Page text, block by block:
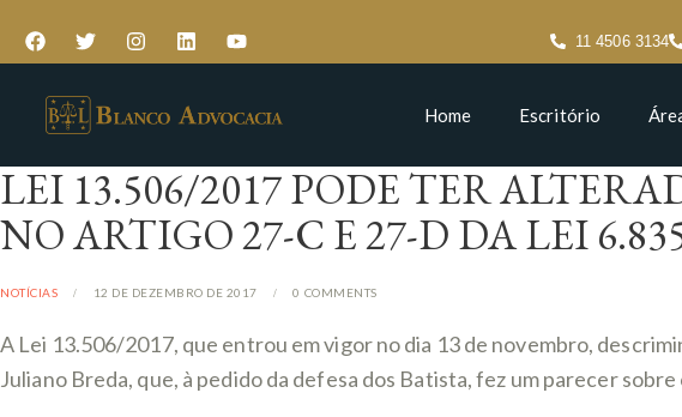
11 4506 3134
Home Escritório
LEI 13.506/2017 PODE TER
NO ARTIGO 27-C E 27-D DA LEI
NOTÍCIAS 12 DE DEZEMBRO DE 2017 0 COMMENTS
A Lei 13.506/2017, que entrou em vigor no dia 13 de novembro,
Juliano Breda, que, à pedido da defesa dos Batista, fez um parecer